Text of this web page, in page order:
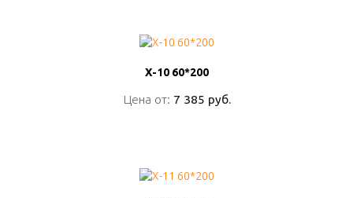
Х-10 60*200
Цена от: 7 385 руб.
Х-10 60*200
Цена от: 7 385 руб.